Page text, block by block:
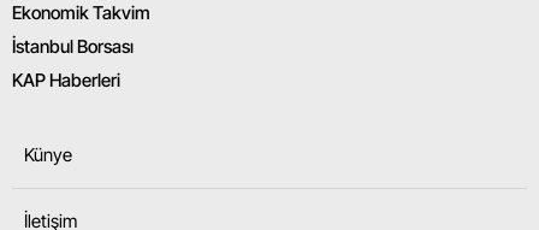
Ekonomik Takvim
İstanbul Borsası
KAP Haberleri
Künye
İletişim